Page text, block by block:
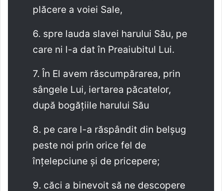
plăcere a voiei Sale,
6. spre lauda slavei harului Său, pe
care ni l-a dat în Preaiubitul Lui.
7. În El avem răscumpărarea, prin
sângele Lui, iertarea păcatelor,
după bogățiile harului Său
8. pe care l-a răspândit din belșug
peste noi prin orice fel de
înțelepciune și de pricepere;
9. căci a binevoit să ne descopere